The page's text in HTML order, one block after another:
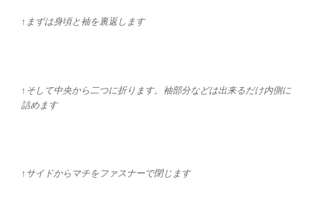
↑まずは身頃と袖を裏返します
↑そして中央から二つに折ります。袖部分などは出来るだけ内側に
詰めます
↑サイドからマチをファスナーで閉じます